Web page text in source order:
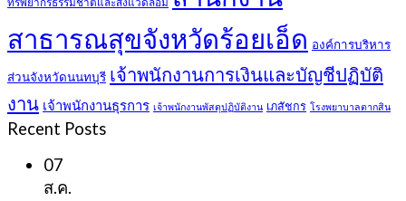
สาธารณสุขจังหวัดร้อยเอ็ด องค์การบริหาร
ส่วนจังหวัดนนทบุรี เจ้าพนักงานการเงินและบัญชีปฏิบัติ
งาน เจ้าพนักงานธุรการ เจ้าพนักงานพัสดุปฏิบัติงาน เภสัชกร โรงพยาบาลตากสิน
Recent Posts
07
ส.ค.